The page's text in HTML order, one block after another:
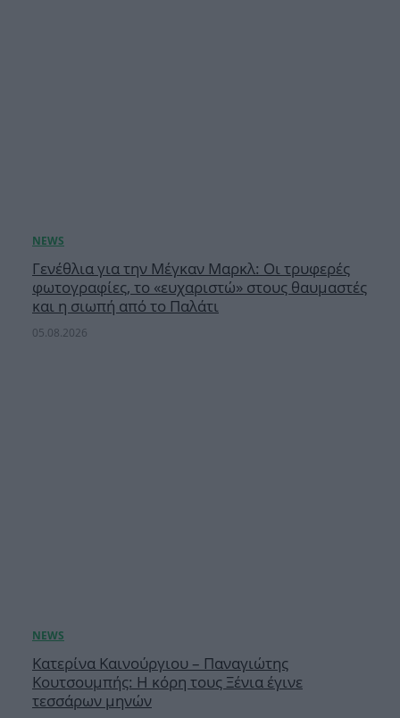
Γενέθλια για την Μέγκαν Μαρκλ: Οι τρυφερές
φωτογραφίες, το «ευχαριστώ» στους θαυμαστές
και η σιωπή από το Παλάτι
05.08.2026
Κατερίνα Καινούργιου – Παναγιώτης
Κουτσουμπής: Η κόρη τους Ξένια έγινε
τεσσάρων μηνών